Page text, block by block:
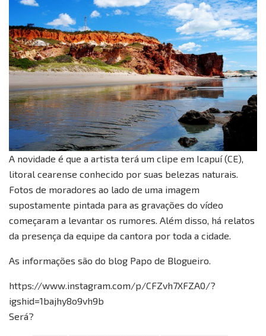
A novidade é que a artista terá um clipe em Icapuí (CE),
litoral cearense conhecido por suas belezas naturais.
Fotos de moradores ao lado de uma imagem
supostamente pintada para as gravações do vídeo
começaram a levantar os rumores. Além disso, há relatos
da presença da equipe da cantora por toda a cidade.
As informações são do blog Papo de Blogueiro.
https://www.instagram.com/p/CFZvh7XFZA0/?
igshid=1bajhy8o9vh9b
Será?